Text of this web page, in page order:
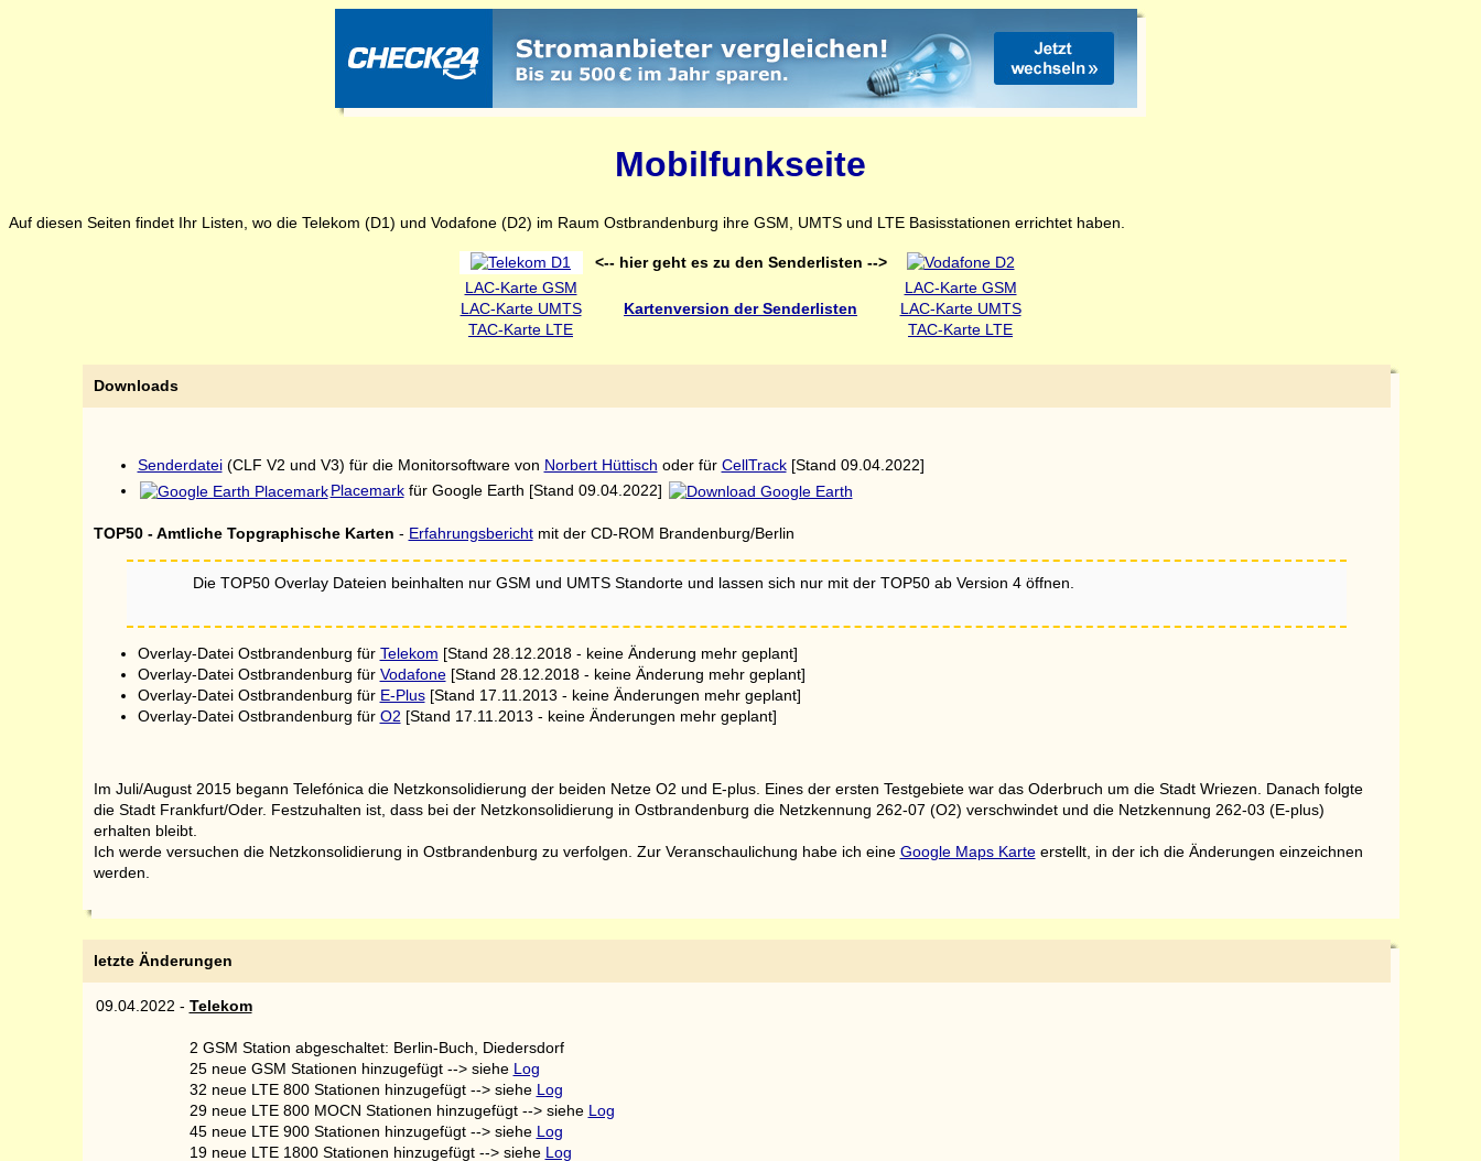
Mobilfunkseite
Auf diesen Seiten findet Ihr Listen, wo die Telekom (D1) und Vodafone (D2) im Raum Ostbrandenburg ihre GSM, UMTS und LTE Basisstationen errichtet haben.
<-- hier geht es zu den Senderlisten -->
LAC-Karte GSM
LAC-Karte UMTS
TAC-Karte LTE
Kartenversion der Senderlisten
LAC-Karte GSM
LAC-Karte UMTS
TAC-Karte LTE
Downloads
Senderdatei(CLF V2 und V3) für die Monitorsoftware von Norbert Hüttisch oder für CellTrack[Stand 09.04.2022]
Placemarkfür Google Earth [Stand 09.04.2022]
TOP50 - Amtliche Topgraphische Karten - Erfahrungsberichtmit der CD-ROM Brandenburg/Berlin
Die TOP50 Overlay Dateien beinhalten nur GSM und UMTS Standorte und lassen sich nur mit der TOP50 ab Version 4 öffnen.
Overlay-Datei Ostbrandenburg für Telekom [Stand 28.12.2018 - keine Änderung mehr geplant]
Overlay-Datei Ostbrandenburg für Vodafone[Stand 28.12.2018 - keine Änderung mehr geplant]
Overlay-Datei Ostbrandenburg für E-Plus[Stand 17.11.2013 - keine Änderungen mehr geplant]
Overlay-Datei Ostbrandenburg für O2 [Stand 17.11.2013 - keine Änderungen mehr geplant]
Im Juli/August 2015 begann Telefónica die Netzkonsolidierung der beiden Netze O2 und E-plus. Eines der ersten Testgebiete war das Oderbruch um die Stadt Wriezen. Danach folgte
die Stadt Frankfurt/Oder. Festzuhalten ist, dass bei der Netzkonsolidierung in Ostbrandenburg die Netzkennung 262-07 (O2) verschwindet und die Netzkennung 262-03 (E-plus)
erhalten bleibt.
Ich werde versuchen die Netzkonsolidierung in Ostbrandenburg zu verfolgen. Zur Veranschaulichung habe ich eine Google Maps Karteerstellt, in der ich die Änderungen einzeichnen
werden.
letzte Änderungen
09.04.2022 - Telekom
2 GSM Station abgeschaltet: Berlin-Buch, Diedersdorf
25 neue GSM Stationen hinzugefügt --> siehe Log
32 neue LTE 800 Stationen hinzugefügt --> siehe Log
29 neue LTE 800 MOCN Stationen hinzugefügt --> siehe Log
45 neue LTE 900 Stationen hinzugefügt --> siehe Log
19 neue LTE 1800 Stationen hinzugefügt --> siehe Log